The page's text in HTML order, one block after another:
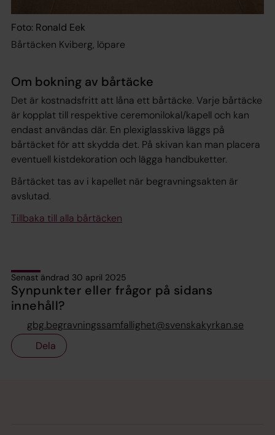
Foto: Ronald Eek
Bårtäcken Kviberg, löpare
Om bokning av bårtäcke
Det är kostnadsfritt att låna ett bårtäcke. Varje bårtäcke
är kopplat till respektive ceremonilokal/kapell och kan
endast användas där. En plexiglasskiva läggs på
bårtäcket för att skydda det. På skivan kan man placera
eventuell kistdekoration och lägga handbuketter.
Bårtäcket tas av i kapellet när begravningsakten är
avslutad.
Tillbaka till alla bårtäcken
Senast ändrad 30 april 2025
Synpunkter eller frågor på sidans
innehåll?
gbg.begravningssamfallighet@svenskakyrkan.se
Dela